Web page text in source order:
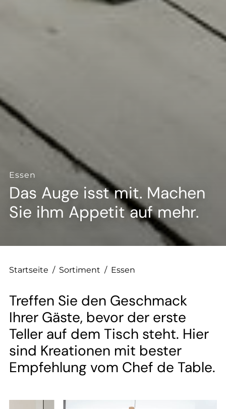
--
--
Essen
Das Auge isst mit. Machen
Sie ihm Appetit auf mehr.
Startseite / Sortiment / Essen
Treffen Sie den Geschmack
Ihrer Gäste, bevor der erste
Teller auf dem Tisch steht. Hier
sind Kreationen mit bester
Empfehlung vom Chef de Table.